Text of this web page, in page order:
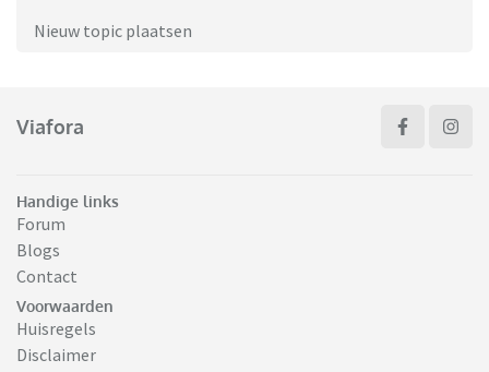
Nieuw topic plaatsen
Viafora
Handige links
Forum
Blogs
Contact
Voorwaarden
Huisregels
Disclaimer